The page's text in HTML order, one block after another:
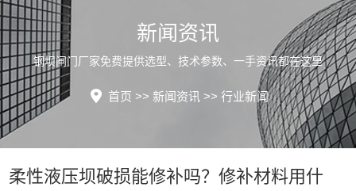
新闻资讯
钢坝闸门厂家免费提供选型、技术参数、一手资讯都在这里
首页 >> 新闻资讯 >> 行业新闻
柔性液压坝破损能修补吗？修补材料用什